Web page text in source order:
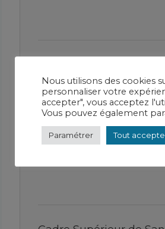
Nous utilisons des cookies
personnaliser votre
accepter", vous acceptez
Vous pouvez également
Paramétrer Tout